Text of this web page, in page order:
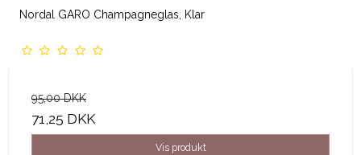
Nordal GARO Champagneglas, Klar
95,00 DKK
71,25 DKK
Vis produkt